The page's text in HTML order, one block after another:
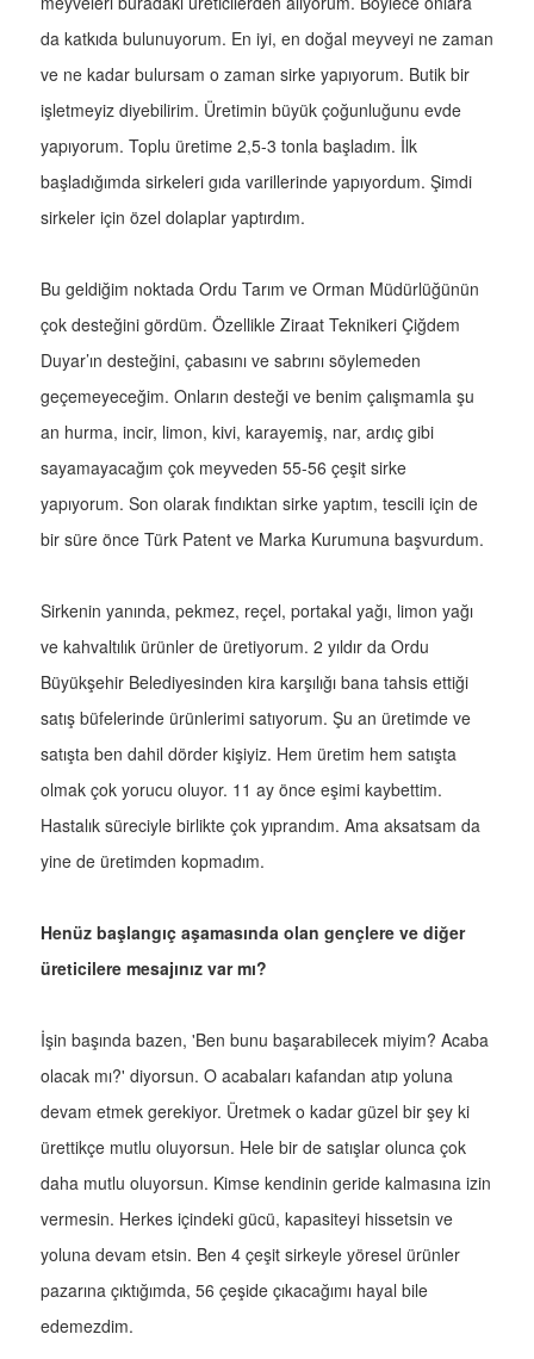
da katkıda bulunuyorum. En iyi, en doğal meyveyi ne zaman
ve ne kadar bulursam o zaman sirke yapıyorum. Butik bir
işletmeyiz diyebilirim. Üretimin büyük çoğunluğunu evde
yapıyorum. Toplu üretime 2,5-3 tonla başladım. İlk
başladığımda sirkeleri gıda varillerinde yapıyordum. Şimdi
sirkeler için özel dolaplar yaptırdım.
Bu geldiğim noktada Ordu Tarım ve Orman Müdürlüğünün
çok desteğini gördüm. Özellikle Ziraat Teknikeri Çiğdem
Duyar’ın desteğini, çabasını ve sabrını söylemeden
geçemeyeceğim. Onların desteği ve benim çalışmamla şu
an hurma, incir, limon, kivi, karayemiş, nar, ardıç gibi
sayamayacağım çok meyveden 55-56 çeşit sirke
yapıyorum. Son olarak fındıktan sirke yaptım, tescili için de
bir süre önce Türk Patent ve Marka Kurumuna başvurdum.
Sirkenin yanında, pekmez, reçel, portakal yağı, limon yağı
ve kahvaltılık ürünler de üretiyorum. 2 yıldır da Ordu
Büyükşehir Belediyesinden kira karşılığı bana tahsis ettiği
satış büfelerinde ürünlerimi satıyorum. Şu an üretimde ve
satışta ben dahil dörder kişiyiz. Hem üretim hem satışta
olmak çok yorucu oluyor. 11 ay önce eşimi kaybettim.
Hastalık süreciyle birlikte çok yıprandım. Ama aksatsam da
yine de üretimden kopmadım.
Henüz başlangıç aşamasında olan gençlere ve diğer
üreticilere mesajınız var mı?
İşin başında bazen, 'Ben bunu başarabilecek miyim? Acaba
olacak mı?' diyorsun. O acabaları kafandan atıp yoluna
devam etmek gerekiyor. Üretmek o kadar güzel bir şey ki
ürettikçe mutlu oluyorsun. Hele bir de satışlar olunca çok
daha mutlu oluyorsun. Kimse kendinin geride kalmasına izin
vermesin. Herkes içindeki gücü, kapasiteyi hissetsin ve
yoluna devam etsin. Ben 4 çeşit sirkeyle yöresel ürünler
pazarına çıktığımda, 56 çeşide çıkacağımı hayal bile
edemezdim.